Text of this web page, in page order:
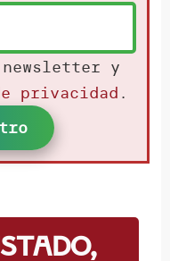
y
privacidad .